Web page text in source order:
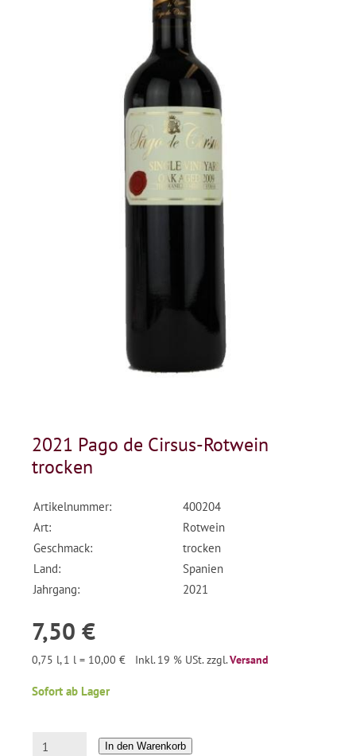
2021 Pago de Cirsus-Rotwein
trocken
Artikelnummer:
400204
Art:
Rotwein
Geschmack:
trocken
Land:
Spanien
Jahrgang:
2021
7,50 €
0,75 l, 1 l = 10,00 € Inkl. 19 % USt. zzgl.Versand
Sofort ab Lager
In den Warenkorb